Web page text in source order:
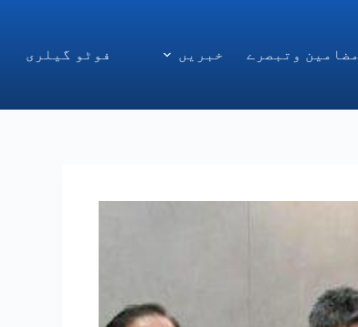
مضامین وتبصرے خبریں فوٹو گیلری